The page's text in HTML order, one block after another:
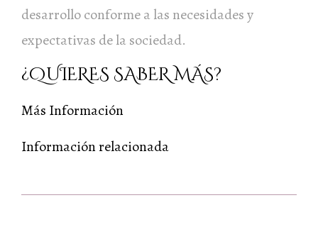
desarrollo conforme a las necesidades y
expectativas de la sociedad.
¿QUIERES SABER MÁS?
Más Información
Información relacionada